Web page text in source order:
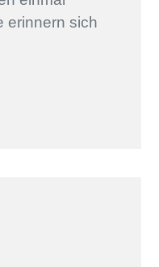
erinnern sich